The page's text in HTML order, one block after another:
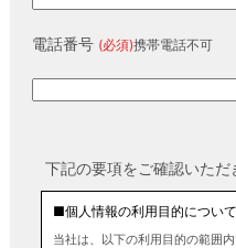
電話番号 (必須)携帯電話不可
下記の要項をご確認いただ
■個人情報の利用目的について
当社は、以下の利用目的の範囲